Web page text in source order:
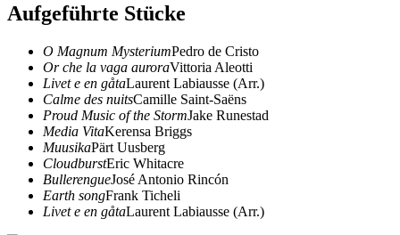
Aufgeführte Stücke
O Magnum MysteriumPedro de Cristo
Or che la vaga auroraVittoria Aleotti
Livet e en gåtaLaurent Labiausse (Arr.)
Calme des nuitsCamille Saint-Saëns
Proud Music of the StormJake Runestad
Media VitaKerensa Briggs
MuusikaPärt Uusberg
CloudburstEric Whitacre
BullerengueJosé Antonio Rincón
Earth songFrank Ticheli
Livet e en gåtaLaurent Labiausse (Arr.)